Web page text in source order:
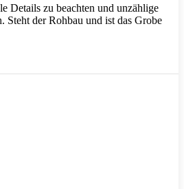
Details zu beachten und unzählige
Steht der Rohbau und ist das Grobe